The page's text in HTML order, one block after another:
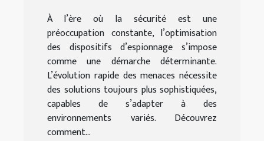
À l’ère où la sécurité est une
préoccupation constante, l’optimisation
des dispositifs d’espionnage s’impose
comme une démarche déterminante.
L’évolution rapide des menaces nécessite
des solutions toujours plus sophistiquées,
capables de s’adapter à des
environnements variés. Découvrez
comment...